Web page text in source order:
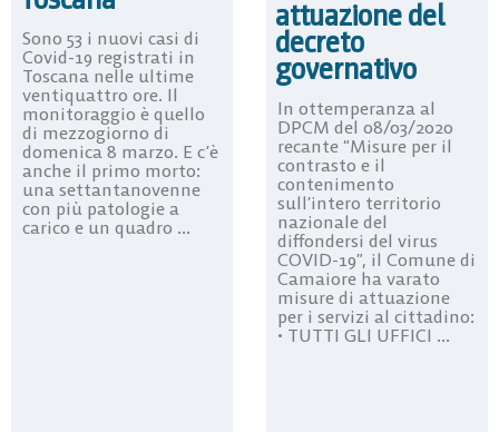
Sono 53 i nuovi casi di
Covid-19 registrati in
Toscana nelle ultime
ventiquattro ore. Il
monitoraggio è quello
di mezzogiorno di
domenica 8 marzo. E c’è
anche il primo morto:
una settantanovenne
con più patologie a
carico e un quadro ...
attuazione del
decreto
governativo
In ottemperanza al
DPCM del 08/03/2020
recante “Misure per il
contrasto e il
contenimento
sull’intero territorio
nazionale del
diffondersi del virus
COVID-19”, il Comune di
Camaiore ha varato
misure di attuazione
per i servizi al cittadino:
• TUTTI GLI UFFICI ...